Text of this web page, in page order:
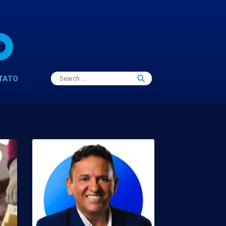
Search
for:
Search